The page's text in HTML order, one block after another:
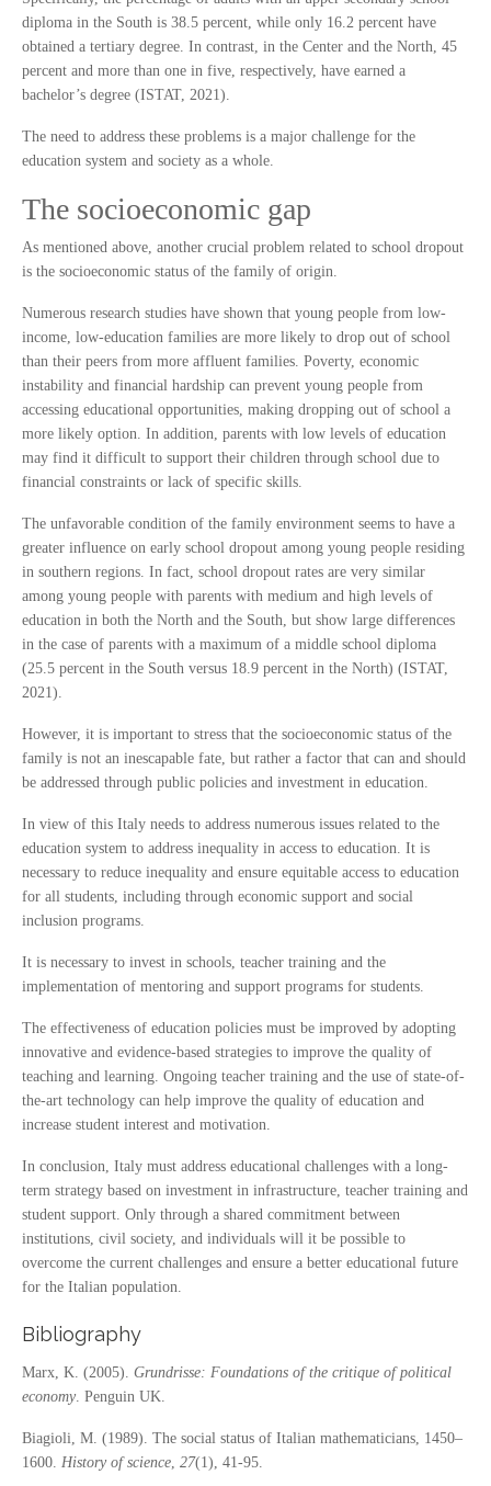
diploma in the South is 38.5 percent, while only 16.2 percent have
obtained a tertiary degree. In contrast, in the Center and the North, 45
percent and more than one in five, respectively, have earned a
bachelor’s degree (ISTAT, 2021).
The need to address these problems is a major challenge for the
education system and society as a whole.
The socioeconomic gap
As mentioned above, another crucial problem related to school dropout
is the socioeconomic status of the family of origin.
Numerous research studies have shown that young people from low-
income, low-education families are more likely to drop out of school
than their peers from more affluent families. Poverty, economic
instability and financial hardship can prevent young people from
accessing educational opportunities, making dropping out of school a
more likely option. In addition, parents with low levels of education
may find it difficult to support their children through school due to
financial constraints or lack of specific skills.
The unfavorable condition of the family environment seems to have a
greater influence on early school dropout among young people residing
in southern regions. In fact, school dropout rates are very similar
among young people with parents with medium and high levels of
education in both the North and the South, but show large differences
in the case of parents with a maximum of a middle school diploma
(25.5 percent in the South versus 18.9 percent in the North) (ISTAT,
2021).
However, it is important to stress that the socioeconomic status of the
family is not an inescapable fate, but rather a factor that can and should
be addressed through public policies and investment in education.
In view of this Italy needs to address numerous issues related to the
education system to address inequality in access to education. It is
necessary to reduce inequality and ensure equitable access to education
for all students, including through economic support and social
inclusion programs.
It is necessary to invest in schools, teacher training and the
implementation of mentoring and support programs for students.
The effectiveness of education policies must be improved by adopting
innovative and evidence-based strategies to improve the quality of
teaching and learning. Ongoing teacher training and the use of state-of-
the-art technology can help improve the quality of education and
increase student interest and motivation.
In conclusion, Italy must address educational challenges with a long-
term strategy based on investment in infrastructure, teacher training and
student support. Only through a shared commitment between
institutions, civil society, and individuals will it be possible to
overcome the current challenges and ensure a better educational future
for the Italian population.
Bibliography
Marx, K. (2005). Grundrisse: Foundations of the critique of political
economy . Penguin UK.
Biagioli, M. (1989). The social status of Italian mathematicians, 1450–
1600. History of science 27(1), 41-95.